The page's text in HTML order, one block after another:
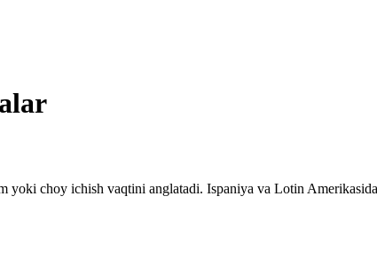
yoki choy ichish vaqtini anglatadi. Ispaniya va Lotin